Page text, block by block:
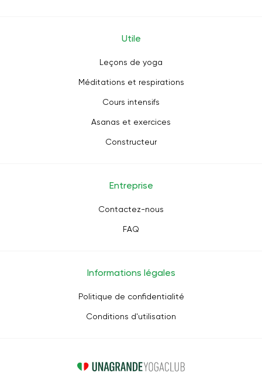
Utile
Leçons de yoga
Méditations et respirations
Cours intensifs
Asanas et exercices
Constructeur
Entreprise
Contactez-nous
FAQ
Informations légales
Politique de confidentialité
Conditions d'utilisation